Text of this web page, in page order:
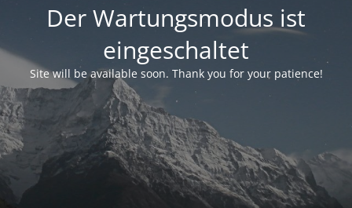
Der Wartungsmodus ist
eingeschaltet
Site will be available soon. Thank you for your patience!